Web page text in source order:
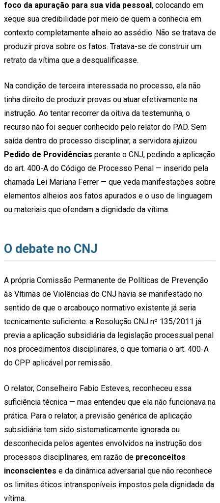
foco da apuração para sua vida pessoal , colocando em
xeque sua credibilidade por meio de quem a conhecia em
contexto completamente alheio ao assédio. Não se tratava de
produzir prova sobre os fatos. Tratava-se de construir um
retrato da vítima que a desqualificasse.
Na condição de terceira interessada no processo, ela não
tinha direito de produzir provas ou atuar efetivamente na
instrução. Ao tentar recorrer da oitiva da testemunha, o
recurso não foi sequer conhecido pelo relator do PAD. Sem
saída dentro do processo disciplinar, a servidora ajuizou
Pedido de Providências perante o CNJ, pedindo a aplicação
do art. 400-A do Código de Processo Penal — inserido pela
chamada Lei Mariana Ferrer — que veda manifestações sobre
elementos alheios aos fatos apurados e o uso de linguagem
ou materiais que ofendam a dignidade da vítima.
O debate no CNJ
A própria Comissão Permanente de Políticas de Prevenção
às Vítimas de Violências do CNJ havia se manifestado no
sentido de que o arcabouço normativo existente já seria
tecnicamente suficiente: a Resolução CNJ nº 135/2011 já
previa a aplicação subsidiária da legislação processual penal
nos procedimentos disciplinares, o que tornaria o art. 400-A
do CPP aplicável por remissão.
O relator, Conselheiro Fabio Esteves, reconheceu essa
suficiência técnica — mas entendeu que ela não funcionava na
prática. Para o relator, a previsão genérica de aplicação
subsidiária tem sido sistematicamente ignorada ou
desconhecida pelos agentes envolvidos na instrução dos
processos disciplinares, em razão de preconceitos
inconscientes e da dinâmica adversarial que não reconhece
os limites éticos intransponíveis impostos pela dignidade da
vítima.